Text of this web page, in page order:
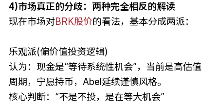
4)市场真正的分歧：两种完全相反的解读
现在市场对BRK股价的看法，基本分成两派：
乐观派(偏价值投资逻辑)
认为：现金是“等待系统性机会”，当前是高估值
周期，宁愿持币，Abel延续谨慎风格。
核心判断：“不是不投，是在等大机会”